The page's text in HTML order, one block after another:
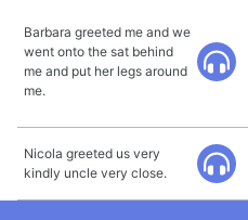
Barbara greeted me and we
went onto the sat behind
me and put her legs around
me.
Nicola greeted us very
kindly uncle very close.